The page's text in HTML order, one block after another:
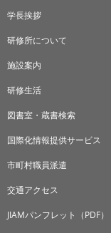
学長挨拶
研修所について
施設案内
研修生活
図書室・蔵書検索
国際化情報提供サービス
市町村職員派遣
交通アクセス
JIAMパンフレット（PDF）